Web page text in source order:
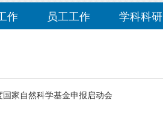
作 员工工作 学科科研
家自然科学基金申报启动会